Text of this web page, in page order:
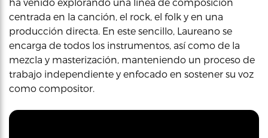
centrada en la canción, el rock, el folk y en una
producción directa. En este sencillo, Laureano se
encarga de todos los instrumentos, así como de la
mezcla y masterización, manteniendo un proceso de
trabajo independiente y enfocado en sostener su voz
como compositor.